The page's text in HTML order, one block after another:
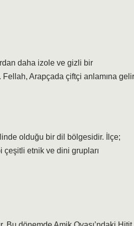
daha izole ve gizli bir
Arapçada çiftçi anlamına
olduğu bir dil bölgesidir. İlçe;
çeşitli etnik ve dini grupları